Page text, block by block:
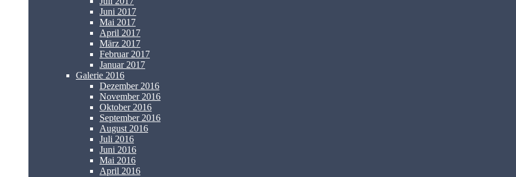
Juni 2017
Mai 2017
April 2017
März 2017
Februar 2017
Januar 2017
Galerie 2016
Dezember 2016
November 2016
Oktober 2016
September 2016
August 2016
Juli 2016
Juni 2016
Mai 2016
April 2016